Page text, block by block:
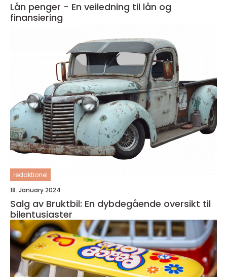
Lån penger - En veiledning til lån og
finansiering
redaktionel
18. January 2024
Salg av Bruktbil: En dybdegående oversikt til
bilentusiaster